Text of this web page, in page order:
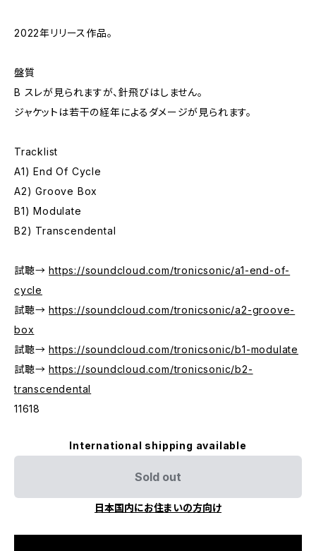
2022年リリース作品。
盤質
B スレが見られますが、針飛びはしません。
ジャケットは若干の経年によるダメージが見られます。
Tracklist
A1) End Of Cycle
A2) Groove Box
B1) Modulate
B2) Transcendental
試聴→https://soundcloud.com/tronicsonic/a1-end-of-
cycle
試聴→https://soundcloud.com/tronicsonic/a2-groove-
box
試聴→https://soundcloud.com/tronicsonic/b1-modulate
試聴→https://soundcloud.com/tronicsonic/b2-
transcendental
11618
International shipping available
Sold out
日本国内にお住まいの方向け